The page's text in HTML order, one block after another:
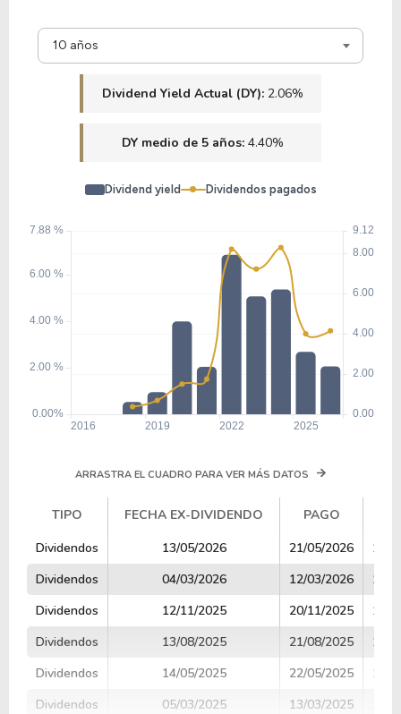
10 años
Dividend Yield Actual (DY): 2.06%
DY medio de 5 años: 4.40%
Dividend yield Dividendos pagados
ARRASTRA EL CUADRO PARA VER MÁS DATOS
TIPO FECHA EX-DIVIDENDO PAGO
TIPO
FECHA EX-DIVIDENDO PAGO
Dividendos 13/05/2026 21/05/2026
Dividendos
04/03/2026 12/03/2026
Dividendos
12/11/2025 20/11/2025
Dividendos
13/08/2025 21/08/2025
Dividendos
14/05/2025 22/05/2025
Dividendos
05/03/2025 13/03/2025